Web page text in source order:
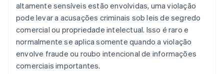
altamente sensíveis estão envolvidas, uma violação
pode levar a acusações criminais sob leis de segredo
comercial ou propriedade intelectual. Isso é raro e
normalmente se aplica somente quando a violação
envolve fraude ou roubo intencional de informações
comerciais importantes.